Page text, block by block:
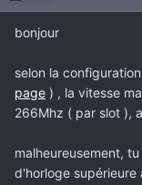
bonjour
selon la
page ) , la vitesse
266Mhz ( par slot ),
malheureusement,
d'horloge supérieure